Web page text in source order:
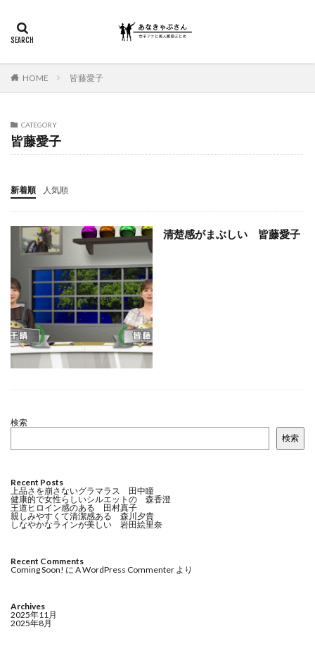
HOME 皆藤愛子
CATEGORY
皆藤愛子
新着順 人気順
清楚感がまぶしい 皆藤愛子
検索
検索
Recent Posts
上品さを崩さないグラマラス 田中瞳
健康的で女性らしいシルエットの 森香澄
王道ヒロイン感のある 田村真子
親しみやすくて清潔感ある 森川夕貴
しなやかなラインが美しい 岩田絵里奈
Recent Comments
Coming Soon! に A WordPress Commenter より
Archives
2025年11月
2025年8月